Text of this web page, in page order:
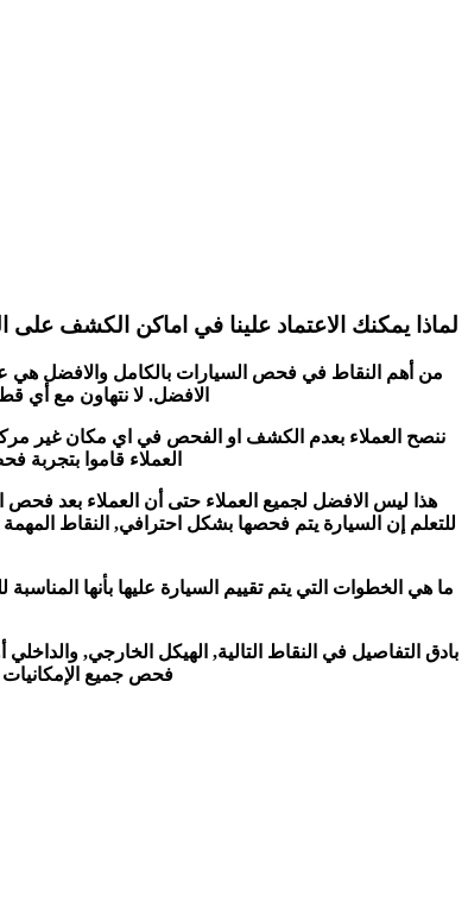
لماذا يمكنك الاعتماد علينا في اماكن الكشف على
من أهم النقاط في فحص السيارات بالكامل والافضل هي
الافضل. لا نتهاون مع أي
ننصح العملاء بعدم الكشف او الفحص في اي مكان غير
العملاء قاموا بتجربة
هذا ليس الافضل لجميع العملاء حتى أن العملاء بعد فحص
للتعلم إن السيارة يتم فحصها بشكل احترافي, النقاط
ما هي الخطوات التي يتم تقييم السيارة عليها بأنها
بادق التفاصيل في النقاط التالية, الهيكل الخارجي,
فحص جميع